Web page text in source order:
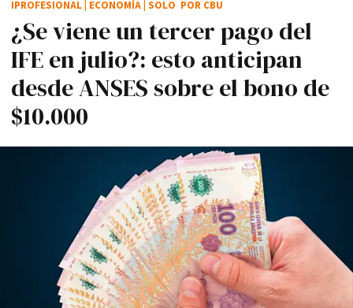
¿Se viene un tercer pago del
IFE en julio?: esto anticipan
desde ANSES sobre el bono de
$10.000
IPROFESIONAL ECONOMÍA SOLO POR CBU